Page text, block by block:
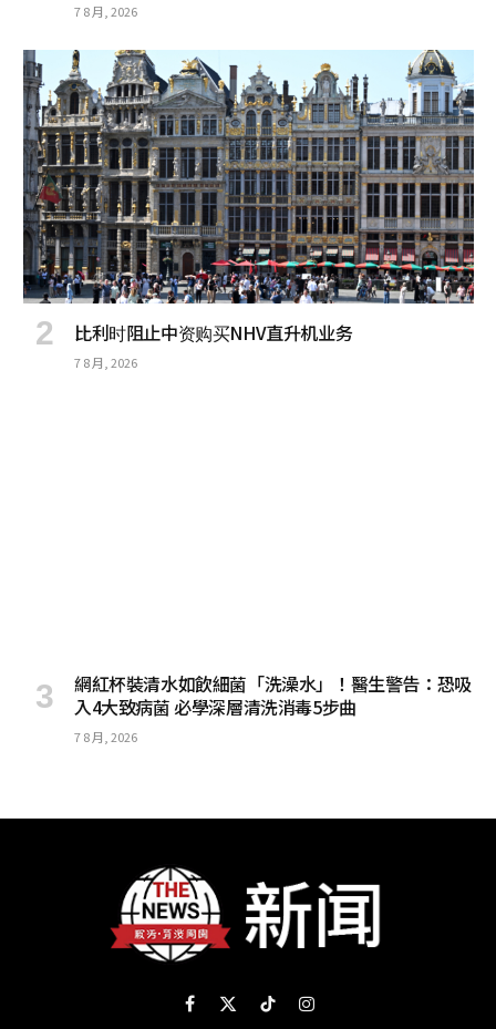
7 8 月, 2026
比利时阻止中资购买NHV直升机业务
7 8 月, 2026
網紅杯裝清水如飲細菌「洗澡水」！醫生警告：恐吸
入4大致病菌 必學深層清洗消毒5步曲
7 8 月, 2026
Facebook
X
TikTokInstagram